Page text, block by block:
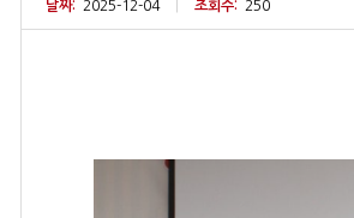
날짜: 2025-12-04 조회수: 250